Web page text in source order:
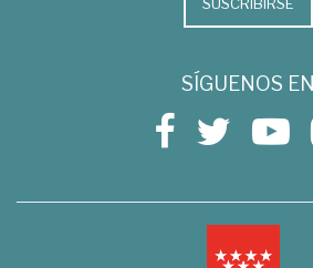
SUSCRIBIRSE
SÍGUENOS EN